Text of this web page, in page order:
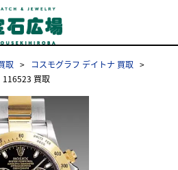
取
コスモグラフ デイトナ 買取
116523 買取